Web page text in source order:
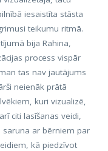
iesaistīta stāsta
teikumu ritmā.
bija Rahina,
process vispār
tas nav jautājums
neienāk prātā
kuri vizualizē,
citi lasīšanas veidi,
saruna ar bērniem par
kā piedzīvot